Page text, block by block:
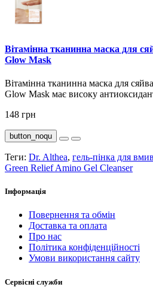
Вітамінна тканинна маска для
Glow Mask
Вітамінна тканинна маска для
Glow Mask має високу
148 грн
button_noqu
Теги: Dr. Althea, гель-пінка для
Green Relief Amino Gel Cleanser
Інформація
Повернення та обмін
Доставка та оплата
Про нас
Політика конфіденційності
Умови використання сайту
Сервісні служби